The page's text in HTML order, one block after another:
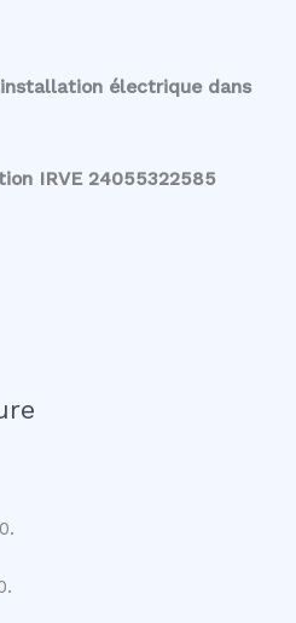
électrique dans
IRVE 24055322585